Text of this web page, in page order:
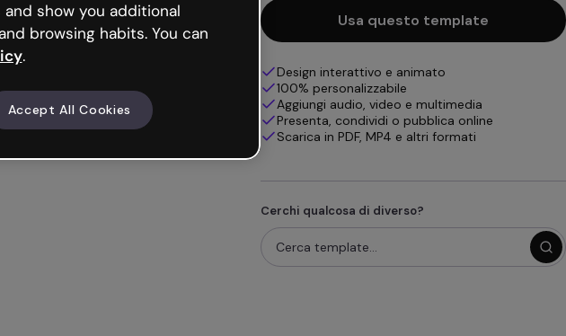
Usa questo template
Design interattivo e animato
100% personalizzabile
Aggiungi audio, video e multimedia
Presenta, condividi o pubblica online
Scarica in PDF, MP4 e altri formati
Cerchi qualcosa di diverso?
show you additional
browsing habits. You can
.
Accept All Cookies